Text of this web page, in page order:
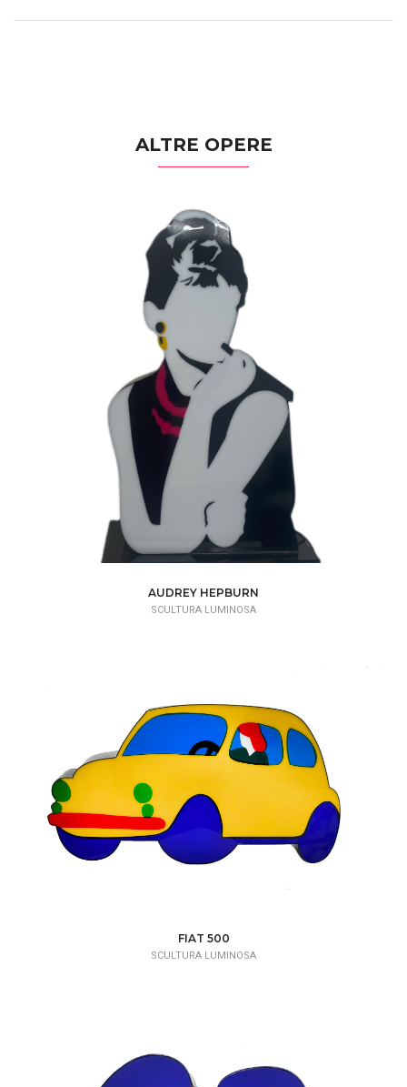
ALTRE OPERE
AUDREY HEPBURN
SCULTURA LUMINOSA
FIAT 500
SCULTURA LUMINOSA